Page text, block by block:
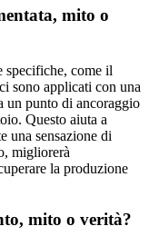
mito o
specifiche, come il
sono applicati con una
un punto di ancoraggio
Questo aiuta a
una sensazione di
migliorerà
la produzione
mito o verità?